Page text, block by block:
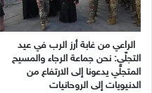
الراعي من غابة أرز الرب في عيد
التجلّي: نحن جماعة الرجاء والمسيح
المتجلّي يدعونا إلى الارتفاع من
الدنيويات إلى الروحانيات